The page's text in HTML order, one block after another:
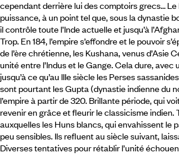
cependant derrière lui des comptoirs grecs…
puissance, à un point tel que, sous la dynastie
il contrôle toute l’Inde actuelle et jusqu’à
Trop. En 184, l’empire s’effondre et le pouvoir
de l’ère chrétienne, les Kushana, venus d’Asie
unité entre l’Indus et le Gange. Cela dure, avec
jusqu’à ce qu’au IIIe siècle les Perses
sont pourtant les Gupta (dynastie indienne du
l’empire à partir de 320. Brillante période, qui
revenir en grâce et fleurir le classicisme indien.
auxquelles les Huns blancs, qui envahissent le
peu sensibles. Ils refluent au siècle suivant,
Diverses tentatives pour rétablir l’unité